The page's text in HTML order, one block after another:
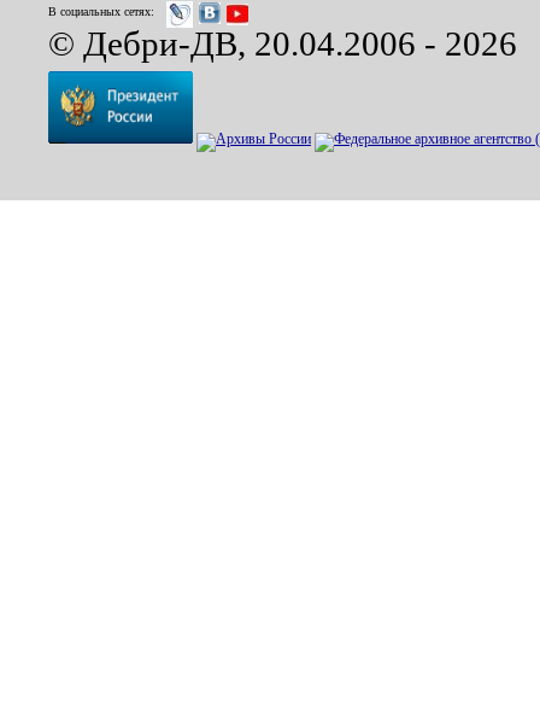
В социальных сетях:
© Дебри-ДВ, 20.04.2006 - 2026